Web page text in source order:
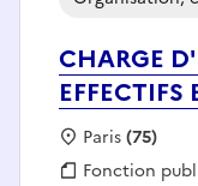
CHARGE
Localisation :
Paris(75)
Fonction
Fonction